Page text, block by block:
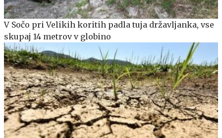
V Sočo pri Velikih koritih padla tuja državljanka, vse
skupaj 14 metrov v globino